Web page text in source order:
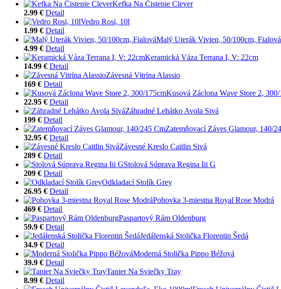
Kefka Na Čistenie Clever
2.99 € Detail
Vedro Rosi, 10l
1.99 € Detail
Malý Uterák Vivien, 50/100cm, Fialová
4.99 € Detail
Keramická Váza Terrana I, V: 22cm
14.99 € Detail
Závesná Vitrína Alassio
169 € Detail
Kusová Záclona Wave Store 2,
22.95 € Detail
Záhradné Lehátko Avola Sivá
199 € Detail
Zatemňovací Záves Glamour, 140/
32.95 € Detail
Závesné Kreslo Caitlin Sivá
289 € Detail
Stolová Súprava Regina Iii G
209 € Detail
Odkladací Stolík Grey
26.95 € Detail
Pohovka 3-miestna Royal Rose Modrá
469 € Detail
Paspartový Rám Oldenburg
59.9 € Detail
Jedálenská Stolička Florentin Šedá
34.9 € Detail
Moderná Stolička Pippo Béžová
39.9 € Detail
Tanier Na Sviečky Tray
8.99 € Detail